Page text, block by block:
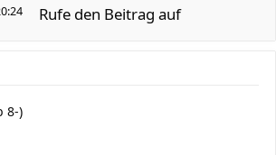
Rufe den Beitrag auf
8-)